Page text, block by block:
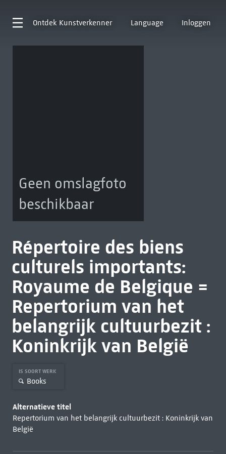
Ontdek Kunstverkenner Language Inloggen
Geen omslagfoto
beschikbaar
Répertoire des biens
culturels importants:
Royaume de Belgique =
Repertorium van het
belangrijk cultuurbezit :
Koninkrijk van België
IS SOORT WERK
Books
Alternatieve titel
Repertorium van het belangrijk cultuurbezit : Koninkrijk van
België